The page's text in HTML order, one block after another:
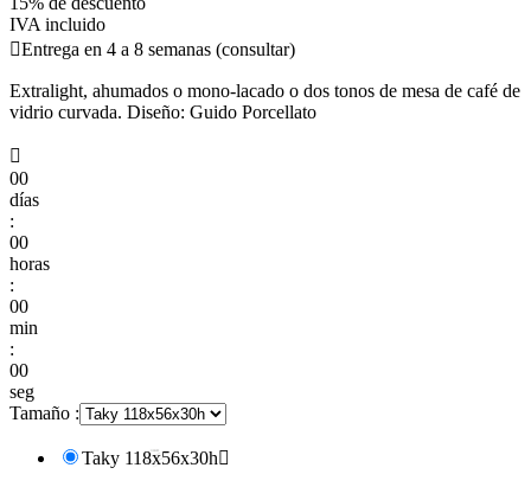
IVA incluido
Entrega en 4 a 8 semanas (consultar)
Extralight, ahumados o mono-lacado o dos tonos de mesa de café de
vidrio curvada. Diseño: Guido Porcellato

00
días
:
00
horas
:
00
min
:
00
seg
Tamaño :
Taky 118x56x30h